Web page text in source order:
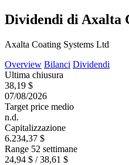
Dividendi di Axalta
Axalta Coating Systems Ltd
Overview Bilanci Dividendi
Ultima chiusura
38,19 $
07/08/2026
Target price medio
n.d.
Capitalizzazione
6.234,37 $
Range 52 settimane
24,94 $ / 38,61 $